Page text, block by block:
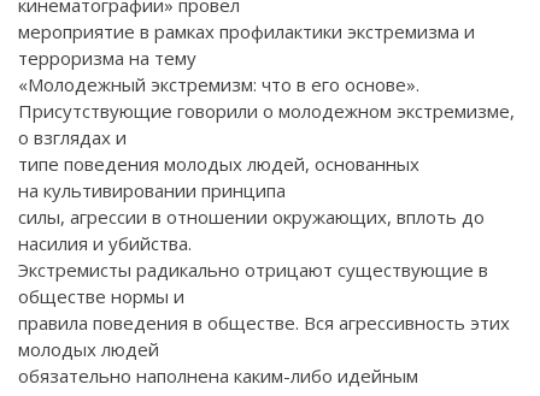
мероприятие в рамках профилактики экстремизма и
терроризма на тему
«Молодежный экстремизм: что в его основе».
Присутствующие говорили о молодежном экстремизме,
о взглядах и
типе поведения молодых людей, основанных
на культивировании принципа
силы, агрессии в отношении окружающих, вплоть до
насилия и убийства.
Экстремисты радикально отрицают существующие в
обществе нормы и
правила поведения в обществе. Вся агрессивность этих
молодых людей
обязательно наполнена каким-либо идейным